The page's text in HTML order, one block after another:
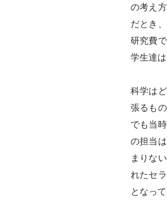
の考え
だとき
研究費
学生達
科学は
張るも
でも当
の担当
まりな
れたセ
となって